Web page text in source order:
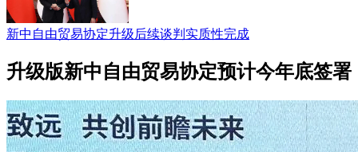
新中自由贸易协定升级后续谈判实质性完成
升级版新中自由贸易协定预计今年底签署